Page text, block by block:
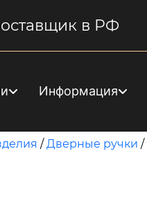
в РФ
Информация
/Дверные ручки /